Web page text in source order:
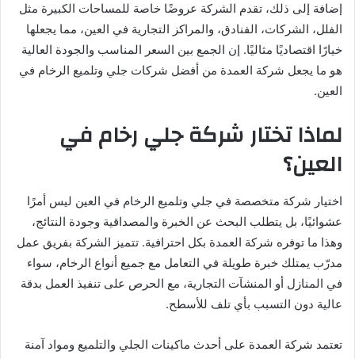
إضافة إلى ذلك، تقدم الشركة عروضًا خاصة للمساحات الكبيرة مثل
الفلل، الشركات، الفنادق، والمراكز التجارية في العين، مما يجعلها
خيارًا اقتصاديًا مثاليًا. إن الجمع بين السعر المناسب والجودة العالية
هو ما يجعل شركة العمدة من أفضل شركات جلي وتلميع الرخام في
العين.
لماذا تختار شركة جلي رخام في
العين؟
اختيار شركة متخصصة في جلي وتلميع الرخام في العين ليس أمرًا
عشوائيًا، بل يتطلب البحث عن الخبرة والمصداقية وجودة النتائج،
وهذا ما توفره شركة العمدة بكل احترافية. تتميز الشركة بفريق عمل
مدرّب يمتلك خبرة طويلة في التعامل مع جميع أنواع الرخام، سواء
في المنازل أو المنشآت التجارية، مع الحرص على تنفيذ العمل بدقة
عالية دون التسبب بأي تلف للأسطح.
تعتمد شركة العمدة على أحدث ماكينات الجلي والتلميع ومواد آمنة